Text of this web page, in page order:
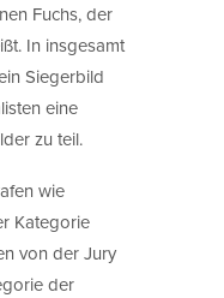
Fuchs, der
In insgesamt
Siegerbild
eine
zu teil.
wie
Kategorie
von der Jury
der